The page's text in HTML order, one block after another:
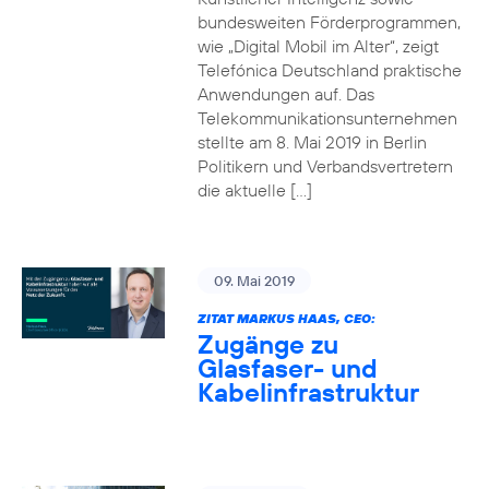
bundesweiten Förderprogrammen,
wie „Digital Mobil im Alter“, zeigt
Telefónica Deutschland praktische
Anwendungen auf. Das
Telekommunikationsunternehmen
stellte am 8. Mai 2019 in Berlin
Politikern und Verbandsvertretern
die aktuelle […]
09. Mai 2019
ZITAT MARKUS HAAS, CEO:
Zugänge zu
Glasfaser- und
Kabelinfrastruktur